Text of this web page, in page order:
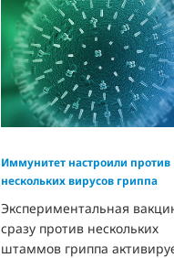
Иммунитет настроили против
нескольких вирусов гриппа
Экспериментальная
сразу против нескольких
штаммов гриппа